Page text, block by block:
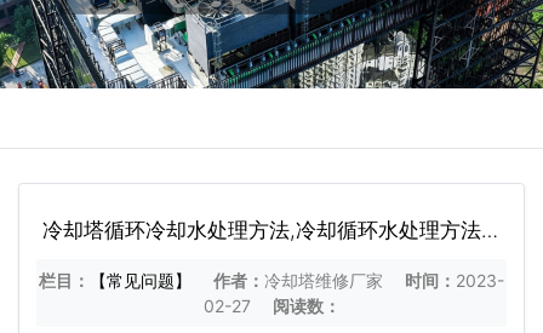
冷却塔循环冷却水处理方法,冷却循环水处理方法有
栏目： 【常见问题】 作者： 冷却塔维修厂家 时间： 2023-
02-27
阅读数：